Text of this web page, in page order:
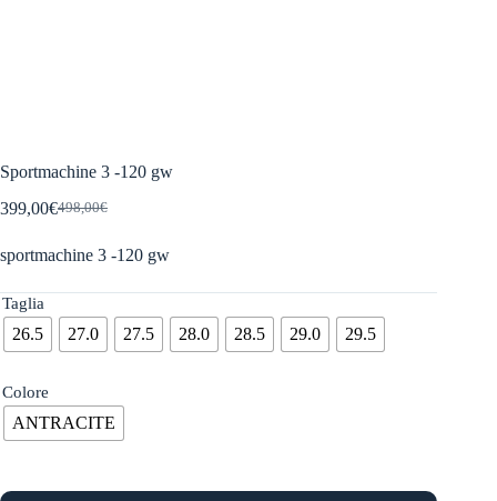
Sportmachine 3 -120 gw
498,00€
Il
originale
498,00€.
399,00€Il
attuale
399,00€.
sportmachine 3 -120 gw
Taglia
26.5 27.0 27.5 28.0 28.5 29.0 29.5
Colore
ANTRACITE